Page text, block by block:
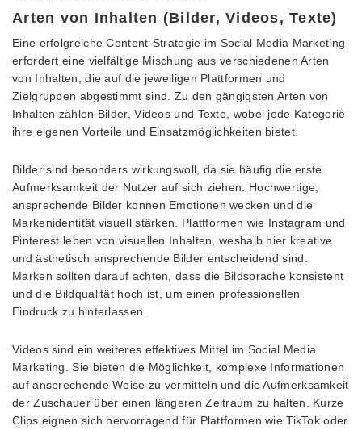
Arten von Inhalten (Bilder, Videos, Texte)
Eine erfolgreiche Content-Strategie im Social Media Marketing
erfordert eine vielfältige Mischung aus verschiedenen Arten
von Inhalten, die auf die jeweiligen Plattformen und
Zielgruppen abgestimmt sind. Zu den gängigsten Arten von
Inhalten zählen Bilder, Videos und Texte, wobei jede Kategorie
ihre eigenen Vorteile und Einsatzmöglichkeiten bietet.
Bilder sind besonders wirkungsvoll, da sie häufig die erste
Aufmerksamkeit der Nutzer auf sich ziehen. Hochwertige,
ansprechende Bilder können Emotionen wecken und die
Markenidentität visuell stärken. Plattformen wie Instagram und
Pinterest leben von visuellen Inhalten, weshalb hier kreative
und ästhetisch ansprechende Bilder entscheidend sind.
Marken sollten darauf achten, dass die Bildsprache konsistent
und die Bildqualität hoch ist, um einen professionellen
Eindruck zu hinterlassen.
Videos sind ein weiteres effektives Mittel im Social Media
Marketing. Sie bieten die Möglichkeit, komplexe Informationen
auf ansprechende Weise zu vermitteln und die Aufmerksamkeit
der Zuschauer über einen längeren Zeitraum zu halten. Kurze
Clips eignen sich hervorragend für Plattformen wie TikTok oder